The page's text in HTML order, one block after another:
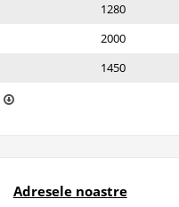
1280
2000
1450
Adresele noastre